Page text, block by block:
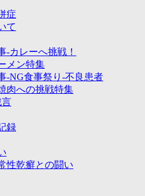
症
て
-カレーへ挑戦！
メン特集
-NG食事祭り-不良患者
肉への挑戦特集
言
録
性乾癬との闘い